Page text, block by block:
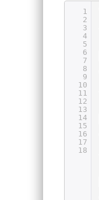
1
2
3
4
5
6
7
8
9
10
11
12
13
14
15
16
17
18